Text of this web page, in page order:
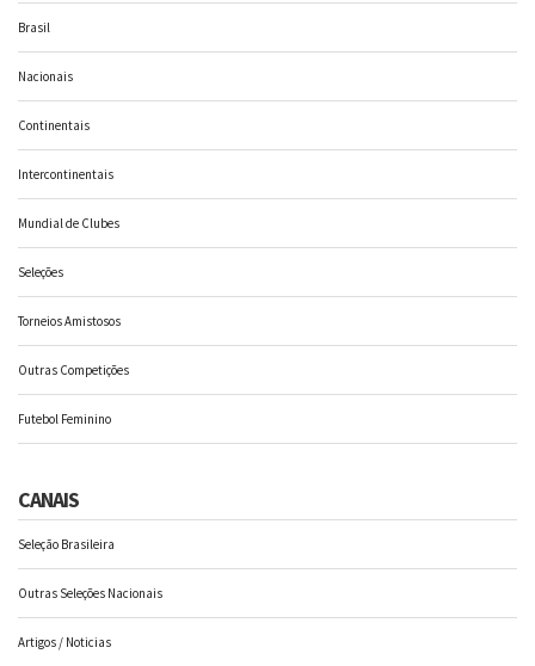
Brasil
Nacionais
Continentais
Intercontinentais
Mundial de Clubes
Seleções
Torneios Amistosos
Outras Competições
Futebol Feminino
CANAIS
Seleção Brasileira
Outras Seleções Nacionais
Artigos / Noticias